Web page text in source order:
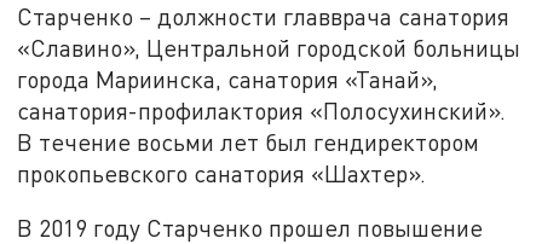
Старченко – должности главврача санатория
«Славино», Центральной городской больницы
города Мариинска, санатория «Танай»,
санатория-профилактория «Полосухинский».
В течение восьми лет был гендиректором
прокопьевского санатория «Шахтер».
В 2019 году Старченко прошел повышение